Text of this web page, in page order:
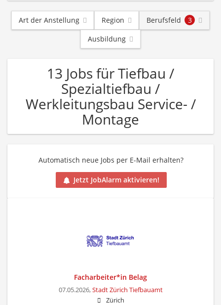
Art der Anstellung Region Berufsfeld
3
Ausbildung
13 Jobs für Tiefbau /
Spezialtiefbau /
Werkleitungsbau Service- /
Montage
Automatisch neue Jobs per E-Mail erhalten?
Jetzt JobAlarm aktivieren!
Facharbeiter*in Belag
07.05.2026,Stadt Zürich Tiefbauamt
Zürich